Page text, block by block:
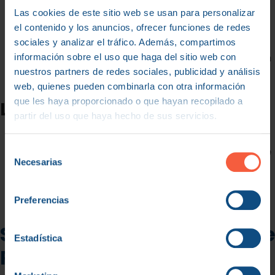
Las cookies de este sitio web se usan para personalizar
el contenido y los anuncios, ofrecer funciones de redes
sociales y analizar el tráfico. Además, compartimos
información sobre el uso que haga del sitio web con
nuestros partners de redes sociales, publicidad y análisis
web, quienes pueden combinarla con otra información
que les haya proporcionado o que hayan recopilado a
partir del uso que haya hecho de sus servicios.
Necesarias
Preferencias
Estadística
Realizamos undiagnóstico profundode la madurez
organizacional para entender los frenos ocultos del
desempeño.
Co-creamos soluciones con el equipo directivo para
asegurar la implantación real, evitando el rechazo
interno.
Lo que puedes conseguir
compte de
resultats
al mejor talento del mercado sin necesidad de
Servicios de Consultoría de
RRHH Integral